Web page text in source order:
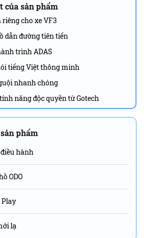
của sản phẩm
cho xe VF3
dẫn đường tiên tiến
trình ADAS
tiếng Việt thông minh
nhanh chóng
năng độc quyền từ Gotech
phẩm
hành
ODO
Play
lạ